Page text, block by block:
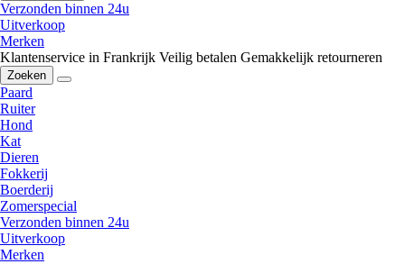
Verzonden binnen 24u
Uitverkoop
Merken
Klantenservice in Frankrijk Veilig betalen Gemakkelijk retourneren
Zoeken
Paard
Ruiter
Hond
Kat
Dieren
Fokkerij
Boerderij
Zomerspecial
Verzonden binnen 24u
Uitverkoop
Merken